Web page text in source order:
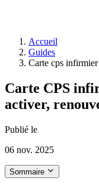
Accueil
Guides
Carte cps infirmier
Carte CPS
activer,
Publié le
06 nov. 2025
Sommaire